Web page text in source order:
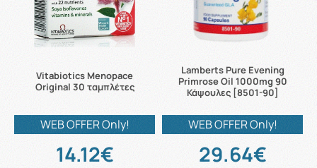
Vitabiotics Menopace
Original 30 ταμπλέτες
WEB OFFER Only!
14.12€
Lamberts Pure Evening
Primrose Oil 1000mg 90
Κάψουλες [8501-90]
WEB OFFER Only!
29.64€